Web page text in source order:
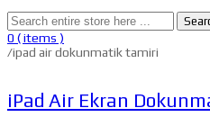
0 ( items )
/ipad air dokunmatik tamiri
iPad Air Ekran